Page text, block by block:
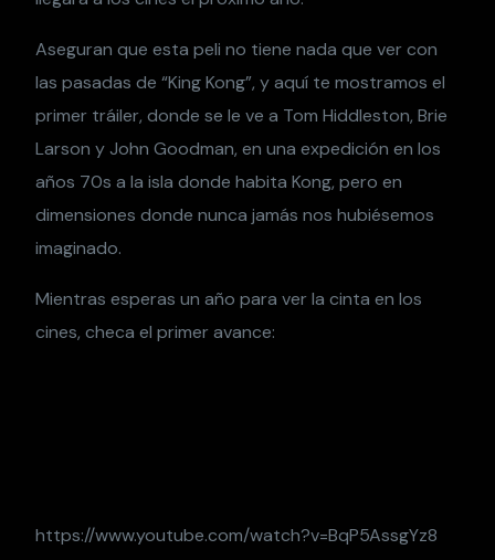
Aseguran que esta peli no tiene nada que ver con
las pasadas de “King Kong”, y aquí te mostramos el
primer tráiler, donde se le ve a Tom Hiddleston, Brie
Larson y John Goodman, en una expedición en los
años 70s a la isla donde habita Kong, pero en
dimensiones donde nunca jamás nos hubiésemos
imaginado.
Mientras esperas un año para ver la cinta en los
cines, checa el primer avance:
https://www.youtube.com/watch?v=BqP5AssgYz8